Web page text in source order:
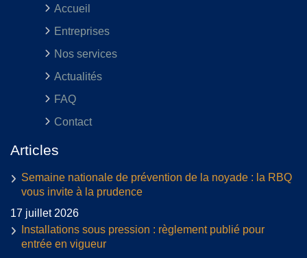
Accueil
Entreprises
Nos services
Actualités
FAQ
Contact
Articles
Semaine nationale de prévention de la noyade : la RBQ
vous invite à la prudence
17 juillet 2026
Installations sous pression : règlement publié pour
entrée en vigueur